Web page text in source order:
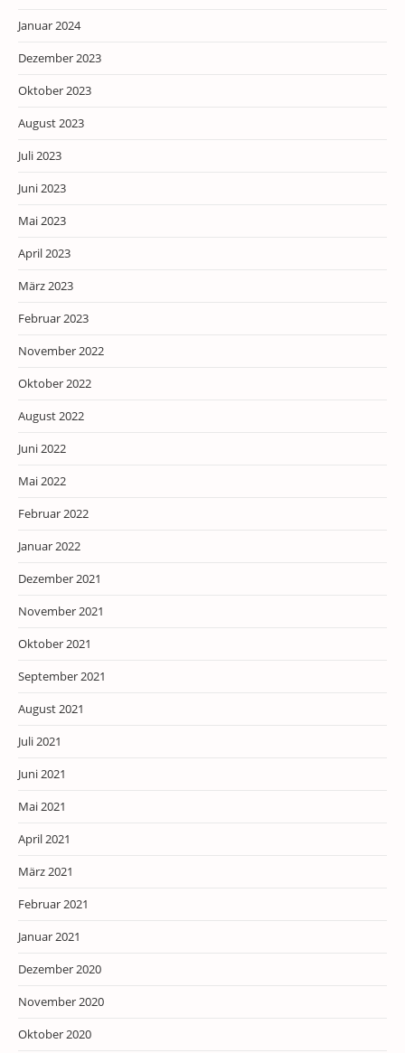
Januar 2024
Dezember 2023
Oktober 2023
August 2023
Juli 2023
Juni 2023
Mai 2023
April 2023
März 2023
Februar 2023
November 2022
Oktober 2022
August 2022
Juni 2022
Mai 2022
Februar 2022
Januar 2022
Dezember 2021
November 2021
Oktober 2021
September 2021
August 2021
Juli 2021
Juni 2021
Mai 2021
April 2021
März 2021
Februar 2021
Januar 2021
Dezember 2020
November 2020
Oktober 2020